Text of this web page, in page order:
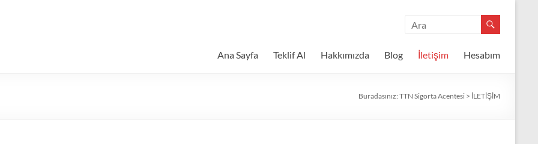
Ana Sayfa Teklif Al Hakkımızda Blog İletişim Hesabım
Buradasınız: TTN Sigorta Acentesi > İLETİŞİM